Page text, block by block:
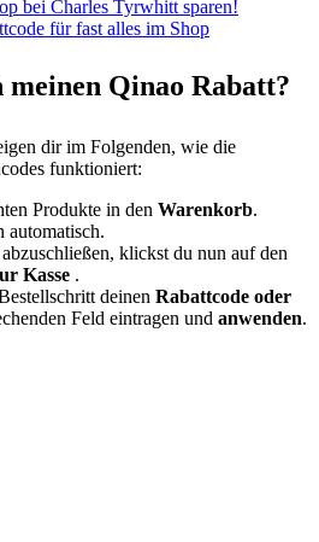
meinen Qinao Rabatt?
dir im Folgenden, wie die
funktioniert:
Produkte in den Warenkorb.
automatisch.
klickst du nun auf den
Kasse .
deinen Rabattcode oder
Feld eintragen und anwenden.